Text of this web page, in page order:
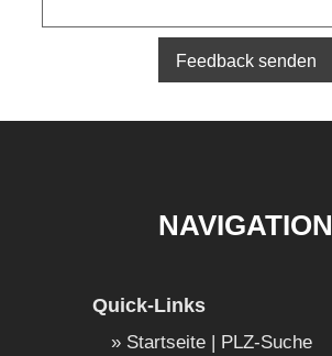
Feedback senden
NAVIGATION
Quick-Links
Startseite | PLZ-Suche